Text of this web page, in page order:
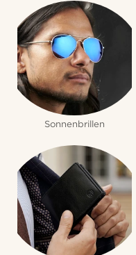
Sonnenbrillen